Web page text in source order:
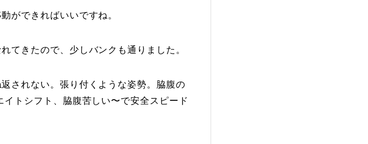
ができればいいですね。
てきたので、少しバンクも通りました。
されない。張り付くような姿勢。脇腹の
トシフト、脇腹苦しい〜で安全スピード